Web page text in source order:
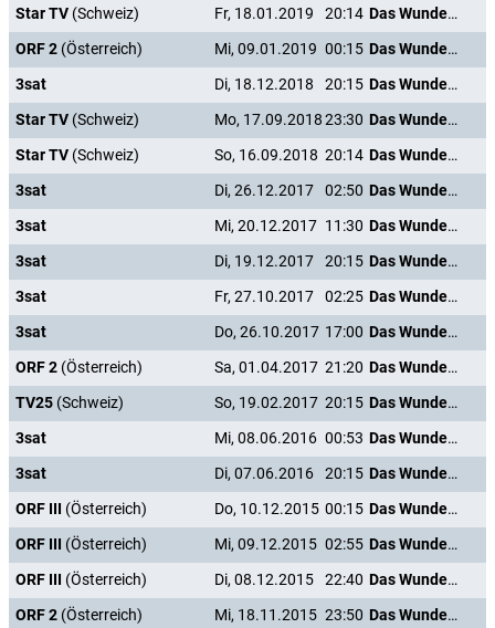
Star TV (Schweiz) Fr, 18.01.2019 20:14
Das Wunder von Kärnten
ORF 2 (Österreich) Mi, 09.01.2019 00:15
Das Wunder von Kärnten
3sat
Di, 18.12.2018 20:15
Das Wunder von Kärnten
Star TV (Schweiz) Mo, 17.09.201823:30
Das Wunder von Kärnten
Star TV (Schweiz) So, 16.09.2018 20:14
Das Wunder von Kärnten
3sat
Di, 26.12.2017 02:50
Das Wunder von Kärnten
3sat
Mi, 20.12.2017 11:30
Das Wunder von Kärnten
3sat
Di, 19.12.2017 20:15
Das Wunder von Kärnten
3sat
Fr, 27.10.2017 02:25
Das Wunder von Kärnten
3sat
Do, 26.10.2017 17:00
Das Wunder von Kärnten
ORF 2 (Österreich) Sa, 01.04.2017 21:20
Das Wunder von Kärnten
TV25 (Schweiz) So, 19.02.2017 20:15
Das Wunder von Kärnten
3sat
Mi, 08.06.2016 00:53
Das Wunder von Kärnten
3sat
Di, 07.06.2016 20:15
Das Wunder von Kärnten
ORF III (Österreich) Do, 10.12.2015 00:15
Das Wunder von Kärnten
ORF III (Österreich) Mi, 09.12.2015 02:55
Das Wunder von Kärnten
ORF III (Österreich) Di, 08.12.2015 22:40
Das Wunder von Kärnten
ORF 2 (Österreich) Mi, 18.11.2015 23:50
Das Wunder von Kärnten